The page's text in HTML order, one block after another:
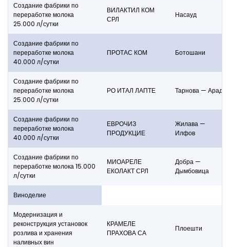
Создание фабрики по
переработке молока
25.000 л/сутки
ВИЛАКТИЛ КОМ
СРЛ
Насауд
Создание фабрики по
переработке молока
40.000 л/сутки
ПРОТАС КОМ Ботошани
Создание фабрики по
переработке молока
25.000 л/сутки
РО ИТАЛ ЛАПТЕ Тарнова — Арад
Создание фабрики по
переработке молока
40.000 л/сутки
ЕВРОЧИЗ
ПРОДУКЦИЕ
Жилава —
Илфов
Создание фабрики по
переработке молока 15.000
л/сутки
МИОАРЕЛЕ
ЕКОЛАКТ СРЛ
Добра —
Дымбовица
Виноделие
Модернизация и
реконструкция установок
розлива и хранения
наливных вин
КРАМЕЛЕ
ПРАХОВА СА
Плоешти